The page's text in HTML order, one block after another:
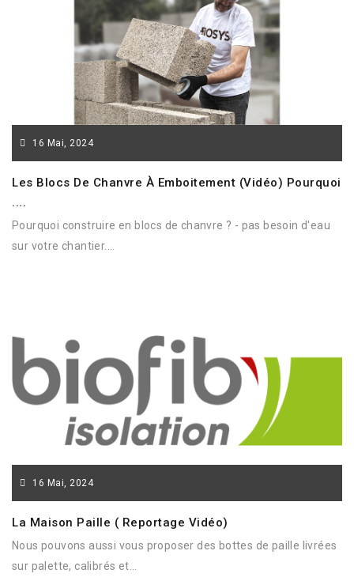
16 Mai, 2024
Les Blocs De Chanvre À Emboitement (vidéo) Pourquoi
....
Pourquoi construire en blocs de chanvre ? - pas besoin d'eau
sur votre chantier....
16 Mai, 2024
La Maison Paille ( Reportage Vidéo)
Nous pouvons aussi vous proposer des bottes de paille livrées
sur palette, calibrés et...